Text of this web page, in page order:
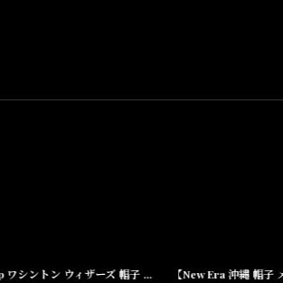
キャンバス生地は、耐久性や撥水性も兼ね備え
59Fifty NBA Washington Wizards Piping Cap ワシントン ウィザーズ 帽子 キャップ